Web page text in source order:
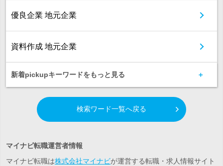
優良企業 地元企業
資料作成 地元企業
新着pickupキーワードをもっと見る
検索ワード一覧へ戻る
マイナビ転職運営者情報
マイナビ転職は株式会社マイナビが運営する転職・求人情報サイト